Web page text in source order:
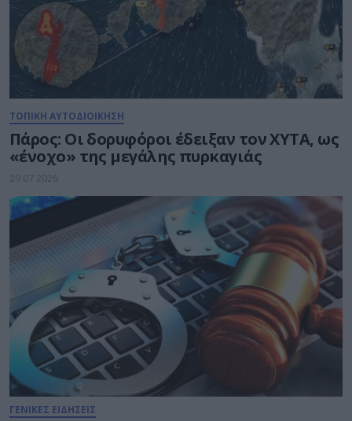
ΤΟΠΙΚΗ ΑΥΤΟΔΙΟΙΚΗΣΗ
Πάρος: Οι δορυφόροι έδειξαν τον ΧΥΤΑ, ως
«ένοχο» της μεγάλης πυρκαγιάς
29.07.2026
ΓΕΝΙΚΕΣ ΕΙΔΗΣΕΙΣ